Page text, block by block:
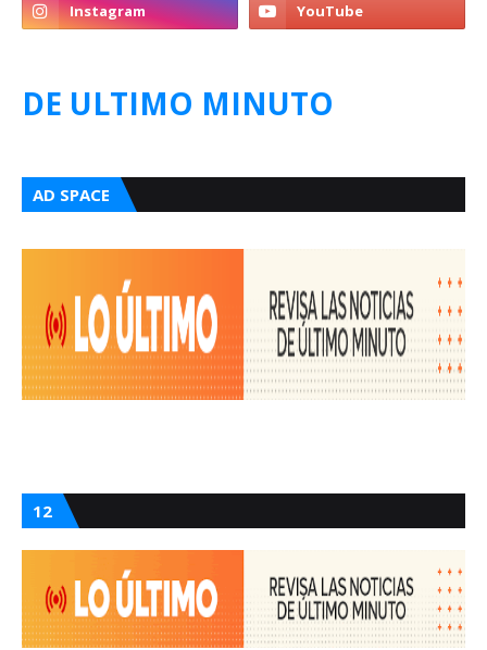
DE ULTIMO MINUTO
AD SPACE
12